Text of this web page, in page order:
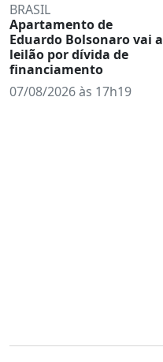
BRASIL
Apartamento de
Eduardo Bolsonaro vai a
leilão por dívida de
financiamento
07/08/2026 às 17h19